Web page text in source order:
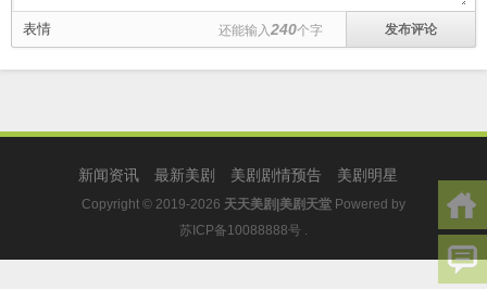
表情 还能输入240个字
新闻资讯 最新美剧 美剧剧情预告 美剧明星
Copyright © 2019-2026 天天美剧|美剧天堂 Powered by
苏ICP备10088888号 .